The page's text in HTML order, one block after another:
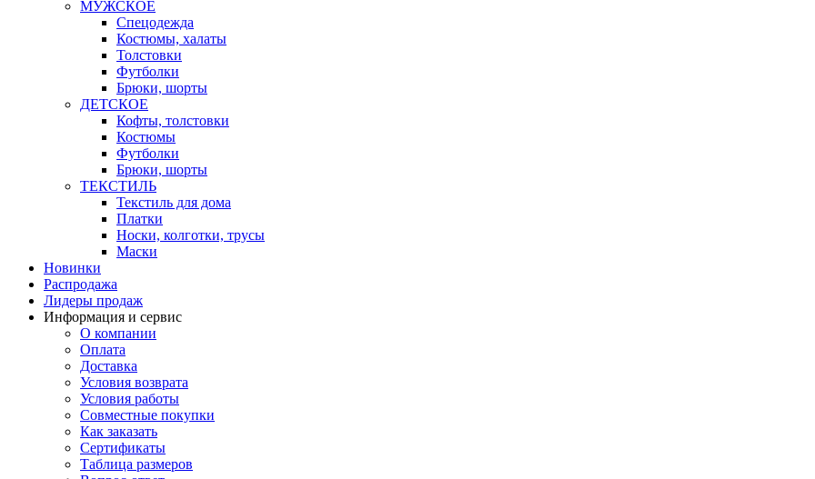
МУЖСКОЕ
Спецодежда
Костюмы, халаты
Толстовки
Футболки
Брюки, шорты
ДЕТСКОЕ
Кофты, толстовки
Костюмы
Футболки
Брюки, шорты
ТЕКСТИЛЬ
Текстиль для дома
Платки
Носки, колготки, трусы
Маски
Новинки
Распродажа
Лидеры продаж
Информация и сервис
О компании
Оплата
Доставка
Условия возврата
Условия работы
Совместные покупки
Как заказать
Сертификаты
Таблица размеров